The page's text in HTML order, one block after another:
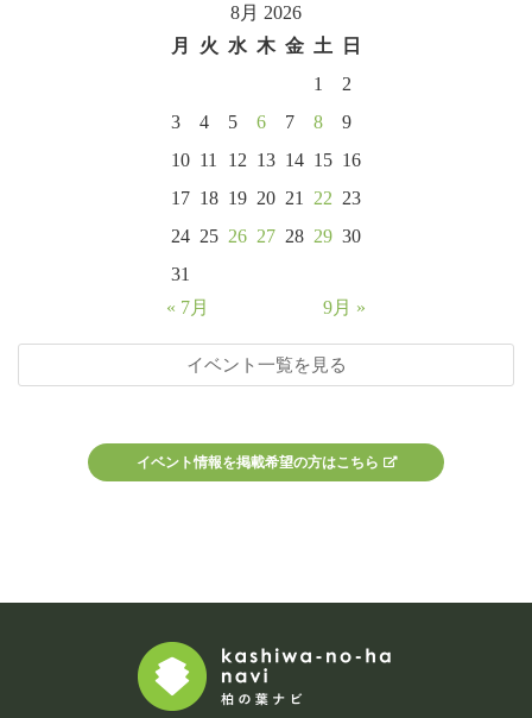
8月 2026
月
火 水 木 金 土
日
1
2
3
4 5 6 7 8
9
10 11 12 13 14 15 16
17 18 19 20 21 22 23
24 25 26 27 28 29 30
31
« 7月
9月 »
イベント一覧を見る
イベント情報を掲載希望の方はこちら